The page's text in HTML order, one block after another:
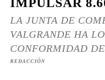
IMPULSAR
LA JUNTA DE
VALGRANDE HA
CONFORMIDAD
REDACCIÓN